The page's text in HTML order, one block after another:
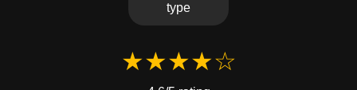
type
★★★★☆